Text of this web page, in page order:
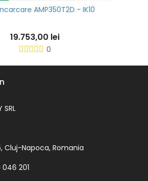
AMP350T2D - IK10
19.753,00 lei
0
SRL
Cluj-Napoca, Romania
201